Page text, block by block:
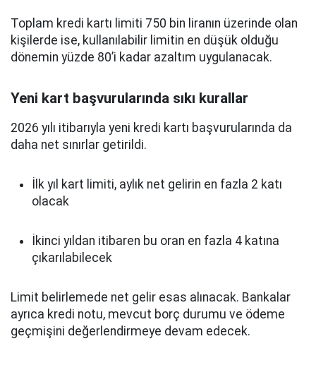
Toplam kredi kartı limiti 750 bin liranın üzerinde olan
kişilerde ise, kullanılabilir limitin en düşük olduğu
dönemin yüzde 80’i kadar azaltım uygulanacak.
Yeni kart başvurularında sıkı kurallar
2026 yılı itibarıyla yeni kredi kartı başvurularında da
daha net sınırlar getirildi.
İlk yıl kart limiti, aylık net gelirin en fazla 2 katı
olacak
İkinci yıldan itibaren bu oran en fazla 4 katına
çıkarılabilecek
Limit belirlemede net gelir esas alınacak. Bankalar
ayrıca kredi notu, mevcut borç durumu ve ödeme
geçmişini değerlendirmeye devam edecek.